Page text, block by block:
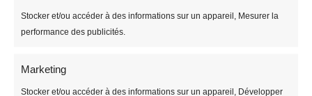
Stocker et/ou accéder à des informations sur un appareil, Mesurer la
performance des publicités.
Marketing
Stocker et/ou accéder à des informations sur un appareil, Développer
Collectif et Administration
Des petites copropriétés aux immeubles de